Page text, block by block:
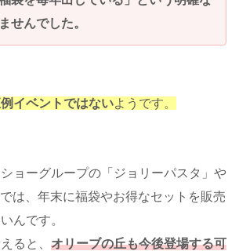
せんでした。
イベントではないようです。
ョーグループの「ジョリーパスタ」や
では、年末に福袋やお得なセットを販売
んです。
ると、 オリーブの丘も今後登場する可